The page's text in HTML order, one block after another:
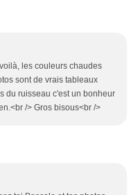
les couleurs chaudes
sont de vrais tableaux
du ruisseau c'est un bonheur
/> Gros bisous<br />